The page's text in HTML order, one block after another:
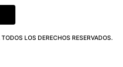
LOS DERECHOS RESERVADOS.